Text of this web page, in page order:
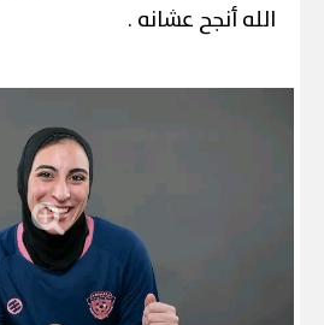
الله أنجح عشانه .